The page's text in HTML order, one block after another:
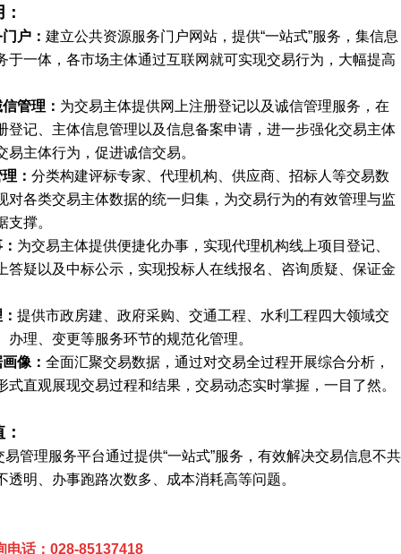
户： 建立公共资源服务门户网站，提供“一站式”服务，集信息
于一体，各市场主体通过互联网就可实现交易行为，大幅提高
管理： 为交易主体提供网上注册登记以及诚信管理服务，在
登记、主体信息管理以及信息备案申请，进一步强化交易主体
易主体行为，促进诚信交易。
： 分类构建评标专家、代理机构、供应商、招标人等交易数
对各类交易主体数据的统一归集，为交易行为的有效管理与监
支撑。
为交易主体提供便捷化办事，实现代理机构线上项目登记、
答疑以及中标公示，实现投标人在线报名、咨询质疑、保证金
提供市政房建、政府采购、交通工程、水利工程四大领域交
办理、变更等服务环节的规范化管理。
像： 全面汇聚交易数据，通过对交易全过程开展综合分析，
式直观展现交易过程和结果，交易动态实时掌握，一目了然。
易管理服务平台通过提供“一站式”服务，有效解决交易信息不共
透明、办事跑路次数多、成本消耗高等问题。
电话：028-85137418